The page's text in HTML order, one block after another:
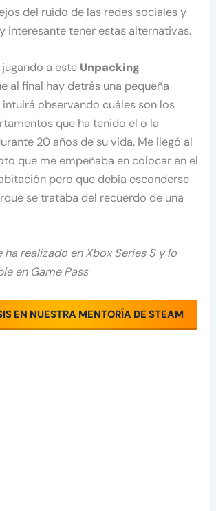
del ruido de las redes sociales y
interesante tener estas alternativas.
a este Unpacking
al final hay detrás una pequeña
observando cuáles son los
que ha tenido el o la
20 años de su vida. Me llegó al
que me empeñaba en colocar en el
pero que debía esconderse
se trataba del recuerdo de una
ha realizado en Xbox Series S y lo
en Game Pass
EN NUESTRA MENTORÍA DE STEAM